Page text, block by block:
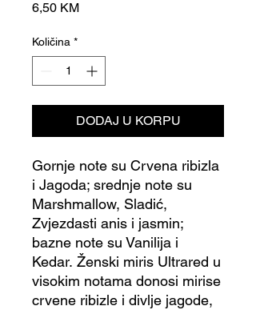
6,50 KMCijena
Količina *
DODAJ U KORPU
Gornje note su Сrvena ribizla
i Jagoda; srednje note su
Marshmallow, Sladić,
Zvjezdasti anis i jasmin;
bazne note su Vanilija i
Kedar. Ženski miris Ultrared u
visokim notama donosi mirise
crvene ribizle i divlje jagode,